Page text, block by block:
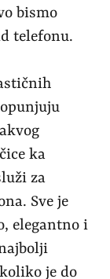
bismo
telefonu.
ka
za
Sve je
elegantno i
je do